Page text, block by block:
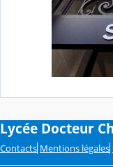
Lycée Docteur
Contacts Mentions légales